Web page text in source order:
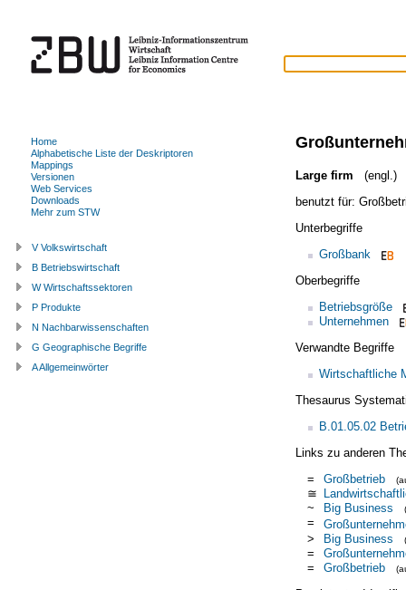
Large firm
(engl.)
benutzt für:
Unterbegriffe
Großbank
Oberbegriffe
Betriebsgröße
Unternehmen
Verwandte Begriffe
Wirtschaftliche
Thesaurus
B.01.05.02
Links zu anderen
=
Großbetrieb
≅
~
Big Business
=
>
Big Business
=
=
Großbetrieb
Home
Alphabetische Liste der Deskriptoren
Mappings
Versionen
Web Services
Downloads
Mehr zum STW
V Volkswirtschaft
B Betriebswirtschaft
W Wirtschaftssektoren
P Produkte
N Nachbarwissenschaften
G Geographische Begriffe
A Allgemeinwörter